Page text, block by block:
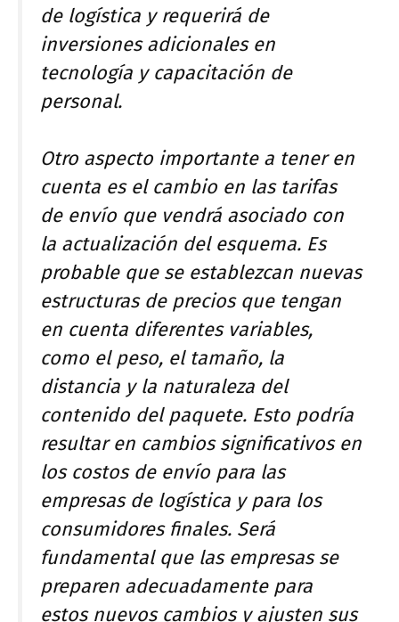
de logística y requerirá de
inversiones adicionales en
tecnología y capacitación de
personal.
Otro aspecto importante a tener en
cuenta es el cambio en las tarifas
de envío que vendrá asociado con
la actualización del esquema. Es
probable que se establezcan nuevas
estructuras de precios que tengan
en cuenta diferentes variables,
como el peso, el tamaño, la
distancia y la naturaleza del
contenido del paquete. Esto podría
resultar en cambios significativos en
los costos de envío para las
empresas de logística y para los
consumidores finales. Será
fundamental que las empresas se
preparen adecuadamente para
estos nuevos cambios y ajusten sus